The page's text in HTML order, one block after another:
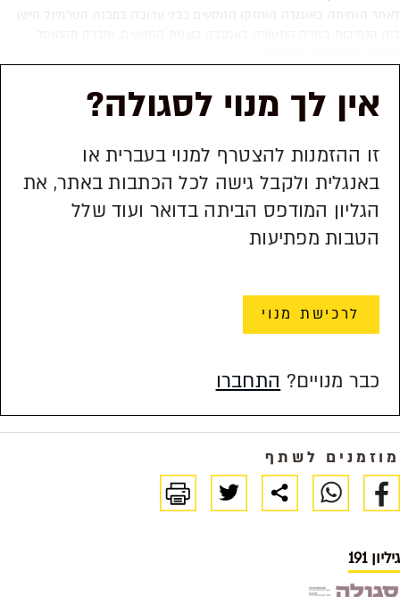
לאחר הנחיתה באוגנדה הוחזקו הנוסעים כבני ערובה במבנה הטרמינל הישן.
אין לך מנוי לסגולה?
זו ההזמנות להצטרף למנוי בעברית או
באנגלית ולקבל גישה לכל הכתבות באתר, את
הגליון המודפס הביתה בדואר ועוד שלל
הטבות מפתיעות
לרכישת מנוי
כבר מנויים? התחברו
מוזמנים לשתף
גיליון 191